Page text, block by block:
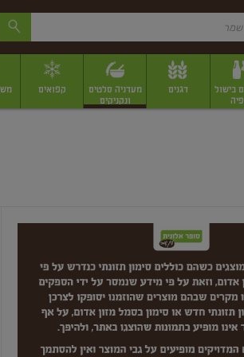
בישול דגנים מעדניה סלטים
ונקניקים
קפואים
במשקלתבליניםתבלינים במשקלתבלינים